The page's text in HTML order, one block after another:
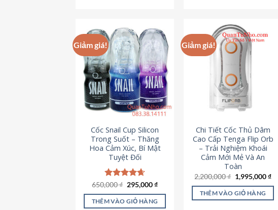
này
có
nhiều
biến
thể.
Các
tùy
chọn
thể
được
chọn
trên
trang
phẩm
Giảm giá!
Cốc Snail Cup Silicon
Trong Suốt – Thăng
Hoa Cảm Xúc, Bí Mật
Tuyệt Đối
Được xếp
hạng4.69
5 sao
650,000₫ Giá
là:
650,000 ₫.
295,000₫Giá
tại
là:
THÊM VÀO GIỎ HÀNG
Giảm giá!
Chi Tiết Cốc Thủ Dâm
Cao Cấp Tenga Flip Orb
– Trải Nghiệm Khoái
Cảm Mới Mẻ Và An
Toàn
2,200,000₫ Giá
gốc
là:
2,200,000 ₫.
1,995,000₫Giá
THÊM VÀO GIỎ HÀNG